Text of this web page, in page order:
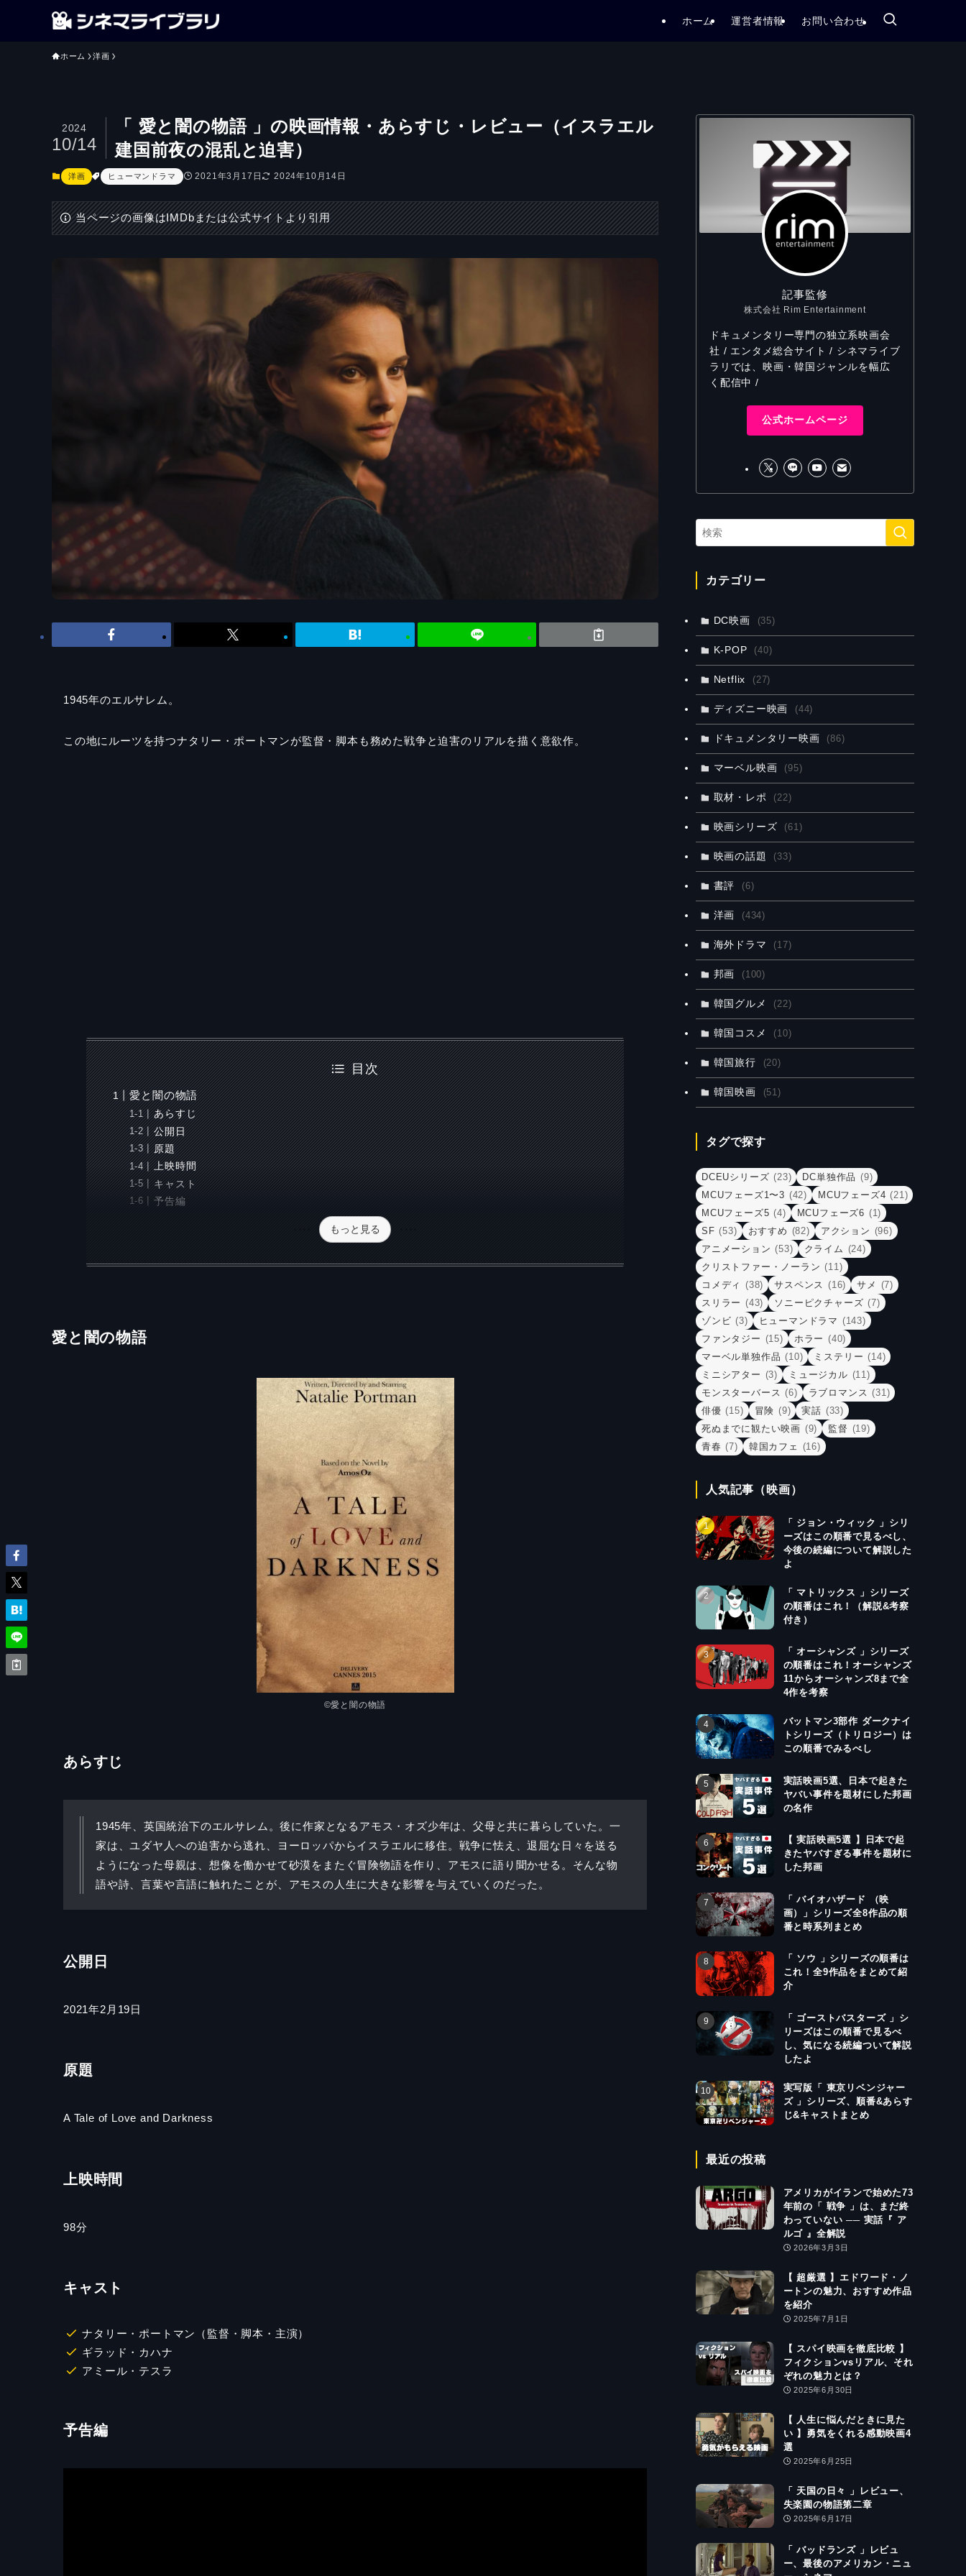
ホーム 運営者情報 お問い合わせ
ホーム 洋画
「 愛と闇の物語 」の映画情報・あらすじ・レビュー（イスラエル
建国前夜の混乱と迫害）
2024
10/14
洋画 ヒューマンドラマ 2021年3月17日 2024年10月14日
当ページの画像はIMDbまたは公式サイトより引用
1945年のエルサレム。
この地にルーツを持つナタリー・ポートマンが監督・脚本も務めた戦争と迫害のリアルを描く意欲作。
目次
愛と闇の物語
あらすじ
公開日
原題
上映時間
キャスト
予告編
もっと見る
愛と闇の物語
©愛と闇の物語
あらすじ
1945年、英国統治下のエルサレム。後に作家となるアモス・オズ少年は、父母と共に暮らしていた。一
家は、ユダヤ人への迫害から逃れ、ヨーロッパからイスラエルに移住。戦争に怯え、退屈な日々を送る
ようになった母親は、想像を働かせて砂漠をまたぐ冒険物語を作り、アモスに語り聞かせる。そんな物
語や詩、言葉や言語に触れたことが、アモスの人生に大きな影響を与えていくのだった。
公開日
2021年2月19日
原題
A Tale of Love and Darkness
上映時間
98分
キャスト
ナタリー・ポートマン（監督・脚本・主演）
ギラッド・カハナ
アミール・テスラ
予告編
記事監修
株式会社 Rim Entertainment
ドキュメンタリー専門の独立系映画会
社 / エンタメ総合サイト / シネマライブ
ラリでは、映画・韓国ジャンルを幅広
く配信中 /
公式ホームページ
カテゴリー
DC映画 (35)
K-POP (40)
Netflix (27)
ディズニー映画 (44)
ドキュメンタリー映画 (86)
マーベル映画 (95)
取材・レポ (22)
映画シリーズ (61)
映画の話題 (33)
書評 (6)
洋画 (434)
海外ドラマ (17)
邦画 (100)
韓国グルメ (22)
韓国コスメ (10)
韓国旅行 (20)
韓国映画 (51)
タグで探す
DCEUシリーズ (23) DC単独作品 (9)
MCUフェーズ1〜3 (42) MCUフェーズ4 (21)
MCUフェーズ5 (4) MCUフェーズ6 (1)
SF (53) おすすめ (82) アクション (96)
アニメーション (53) クライム (24)
クリストファー・ノーラン (11)
コメディ (38) サスペンス (16) サメ (7)
スリラー (43) ソニーピクチャーズ (7)
ゾンビ (3) ヒューマンドラマ (143)
ファンタジー (15) ホラー (40)
マーベル単独作品 (10) ミステリー (14)
ミニシアター (3) ミュージカル (11)
モンスターバース (6) ラブロマンス (31)
俳優 (15) 冒険 (9) 実話 (33)
死ぬまでに観たい映画 (9) 監督 (19)
青春 (7) 韓国カフェ (16)
人気記事（映画）
「 ジョン・ウィック 」シリ
ーズはこの順番で見るべし、
今後の続編について解説した
よ
「 マトリックス 」シリーズ
の順番はこれ！（解説&考察
付き）
「 オーシャンズ 」シリーズ
の順番はこれ！オーシャンズ
11からオーシャンズ8まで全
4作を考察
バットマン3部作 ダークナイ
トシリーズ（トリロジー）は
この順番でみるべし
実話映画5選、日本で起きた
ヤバい事件を題材にした邦画
の名作
【 実話映画5選 】日本で起
きたヤバすぎる事件を題材に
した邦画
「 バイオハザード （映
画）」シリーズ全8作品の順
番と時系列まとめ
「 ソウ 」シリーズの順番は
これ！全9作品をまとめて紹
介
「 ゴーストバスターズ 」シ
リーズはこの順番で見るべ
し、気になる続編ついて解説
したよ
実写版「 東京リベンジャー
ズ 」シリーズ、順番&あらす
じ&キャストまとめ
最近の投稿
アメリカがイランで始めた73
年前の「 戦争 」は、まだ終
わっていない ── 実話『 ア
ルゴ 』全解説
2026年3月3日
【 超厳選 】エドワード・ノ
ートンの魅力、おすすめ作品
を紹介
2025年7月1日
【 スパイ映画を徹底比較 】
フィクションvsリアル、それ
ぞれの魅力とは？
2025年6月30日
【 人生に悩んだときに見た
い 】勇気をくれる感動映画4
選
2025年6月25日
「 天国の日々 」レビュー、
失楽園の物語第二章
2025年6月17日
「 バッドランズ 」レビュ
ー、最後のアメリカン・ニュ